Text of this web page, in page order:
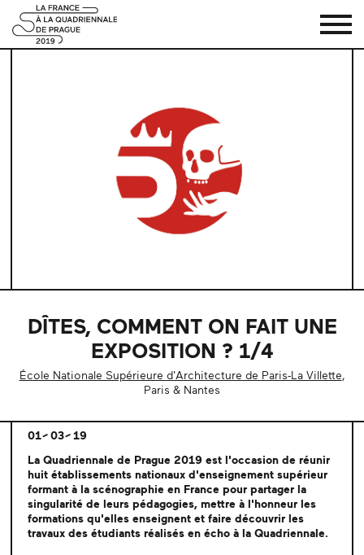
DÎTES, COMMENT ON FAIT UNE
EXPOSITION ? 1/4
École Nationale Supérieure d'Architecture de Paris-La Villette,
Paris & Nantes
01 03
19
La Quadriennale de Prague 2019 est l'occasion de réunir
huit établissements nationaux d'enseignement supérieur
formant à la scénographie en France pour partager la
singularité de leurs pédagogies, mettre à l'honneur les
formations qu'elles enseignent et faire découvrir les
travaux des étudiants réalisés en écho à la Quadriennale.